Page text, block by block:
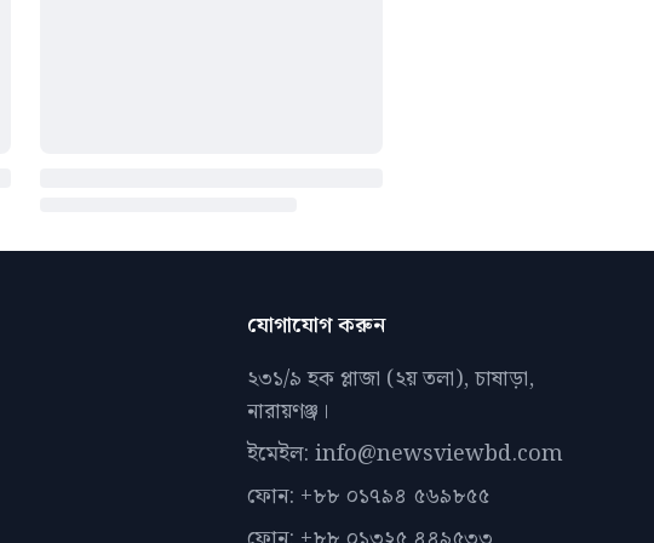
যোগাযোগ করুন
২৩১/৯ হক প্লাজা (২য় তলা), চাষাড়া,
নারায়ণঞ্জ।
ইমেইল: info@newsviewbd.com
ফোন: +৮৮ ০১৭৯৪ ৫৬৯৮৫৫